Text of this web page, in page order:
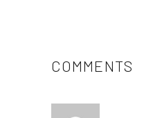
COMMENTS